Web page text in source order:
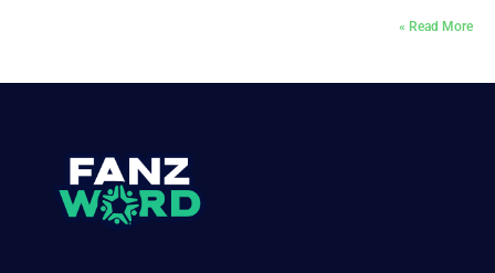
Read More »